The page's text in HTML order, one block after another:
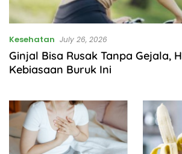
Kesehatan July 26, 2026
Ginjal Bisa Rusak Tanpa Gejala,
Kebiasaan Buruk Ini